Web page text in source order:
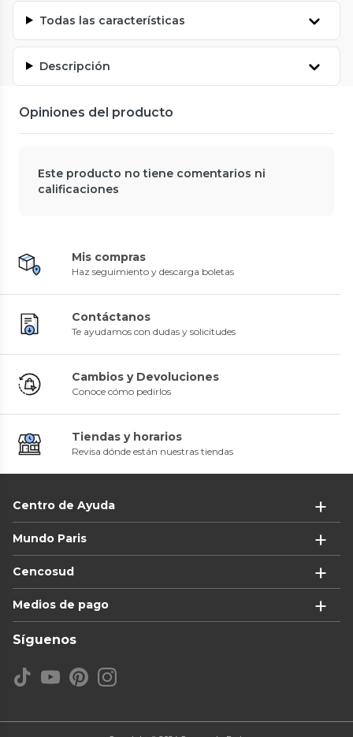
Todas las características
Descripción
Opiniones del producto
Este producto no tiene comentarios ni
calificaciones
Mis compras
Haz seguimiento y descarga boletas
Contáctanos
Te ayudamos con dudas y solicitudes
Cambios y Devoluciones
Conoce cómo pedirlos
Tiendas y horarios
Revisa dónde están nuestras tiendas
Centro de Ayuda
Mundo Paris
Cencosud
Medios de pago
Síguenos